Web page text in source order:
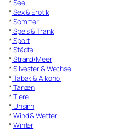
* See
* Sex & Erotik
* Sommer
* Speis & Trank
* Sport
* Städte
* Strand/Meer
* Silvester & Wechsel
* Tabak & Alkohol
* Tanzen
* Tiere
* Unsinn
* Wind & Wetter
* Winter